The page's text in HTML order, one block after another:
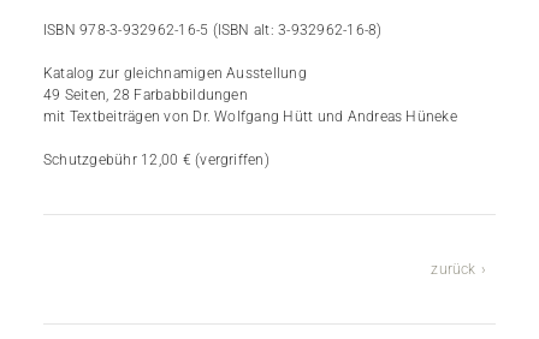
ISBN 978-3-932962-16-5 (ISBN alt: 3-932962-16-8)
Katalog zur gleichnamigen Ausstellung
49 Seiten, 28 Farbabbildungen
mit Textbeiträgen von Dr. Wolfgang Hütt und Andreas Hüneke
Schutzgebühr 12,00 € (vergriffen)
zurück